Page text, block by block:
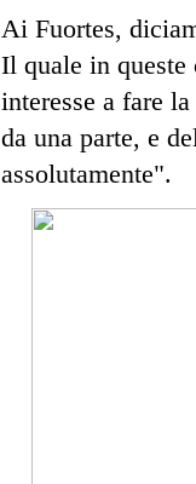
Ai Fuortes,
Il quale in
interesse a fare
da una parte, e
assolutamente".